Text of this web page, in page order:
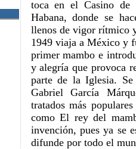
toca en el Casino
Habana, donde se
llenos de vigor rítmico
1949 viaja a México y
primer mambo e
y alegría que provoca
parte de la Iglesia.
Gabriel García
tratados más
como El rey del
invención, pues ya se
difunde por todo el